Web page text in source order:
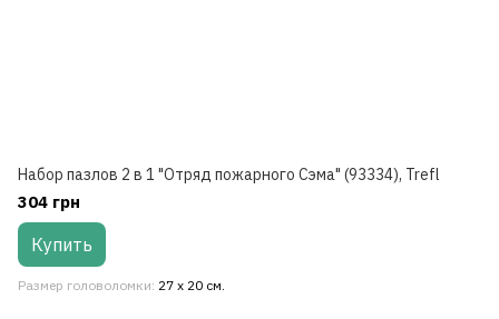
Набор пазлов 2 в 1 "Отряд пожарного Сэма" (93334), Trefl
304 грн
Купить
Размер головоломки 27 х 20 см.